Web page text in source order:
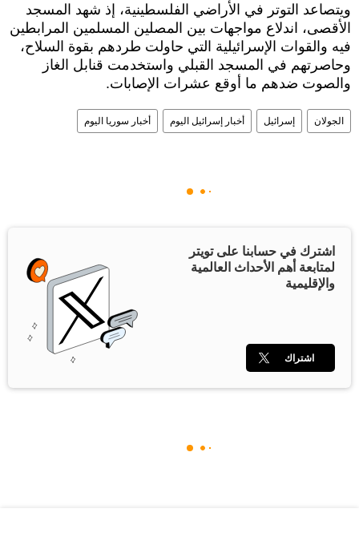
ويتصاعد التوتر في الأراضي الفلسطينية، إذ شهد المسجد
الأقصى، اندلاع مواجهات بين المصلين المسلمين المرابطين
فيه والقوات الإسرائيلية التي حاولت طردهم بقوة السلاح،
وحاصرتهم في المسجد القبلي واستخدمت قنابل الغاز
والصوت ضدهم ما أوقع عشرات الإصابات.
الجولان إسرائيل أخبار إسرائيل اليوم أخبار سوريا اليوم
اشترك في حسابنا على تويتر
لمتابعة أهم الأحداث العالمية
والإقليمية
اشتراك